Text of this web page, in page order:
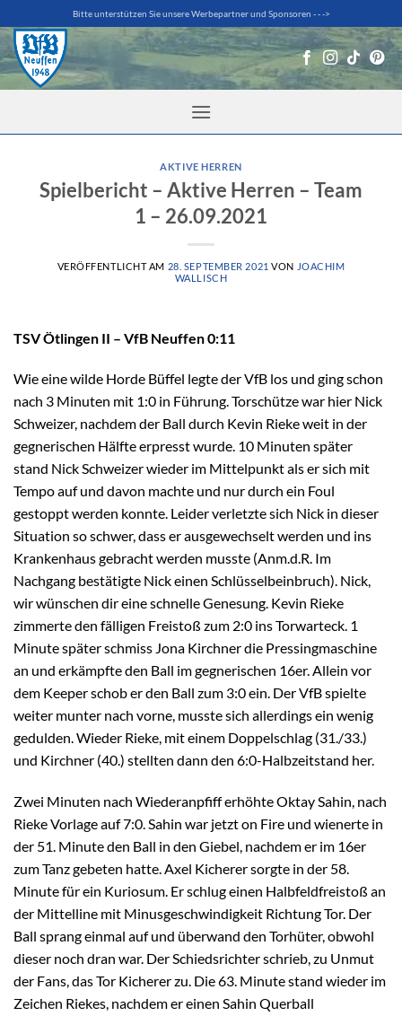
Inhalt
springen
Bitte unterstützen Sie unsere Werbepartner und Sponsoren - - ->
AKTIVE HERREN
Spielbericht – Aktive Herren – Team
1 – 26.09.2021
VERÖFFENTLICHT AM 28. SEPTEMBER 2021 VON JOACHIM
WALLISCH
TSV Ötlingen II – VfB Neuffen 0:11
Wie eine wilde Horde Büffel legte der VfB los und ging schon
nach 3 Minuten mit 1:0 in Führung. Torschütze war hier Nick
Schweizer, nachdem der Ball durch Kevin Rieke weit in der
gegnerischen Hälfte erpresst wurde. 10 Minuten später
stand Nick Schweizer wieder im Mittelpunkt als er sich mit
Tempo auf und davon machte und nur durch ein Foul
gestoppt werden konnte. Leider verletzte sich Nick in dieser
Situation so schwer, dass er ausgewechselt werden und ins
Krankenhaus gebracht werden musste (Anm.d.R. Im
Nachgang bestätigte Nick einen Schlüsselbeinbruch). Nick,
wir wünschen dir eine schnelle Genesung. Kevin Rieke
zimmerte den fälligen Freistoß zum 2:0 ins Torwarteck. 1
Minute später schmiss Jona Kirchner die Pressingmaschine
an und erkämpfte den Ball im gegnerischen 16er. Allein vor
dem Keeper schob er den Ball zum 3:0 ein. Der VfB spielte
weiter munter nach vorne, musste sich allerdings ein wenig
gedulden. Wieder Rieke, mit einem Doppelschlag (31./33.)
und Kirchner (40.) stellten dann den 6:0-Halbzeitstand her.
Zwei Minuten nach Wiederanpfiff erhöhte Oktay Sahin, nach
Rieke Vorlage auf 7:0. Sahin war jetzt on Fire und wienerte in
der 51. Minute den Ball in den Giebel, nachdem er im 16er
zum Tanz gebeten hatte. Axel Kicherer sorgte in der 58.
Minute für ein Kuriosum. Er schlug einen Halbfeldfreistoß an
der Mittelline mit Minusgeschwindigkeit Richtung Tor. Der
Ball sprang einmal auf und überwand den Torhüter, obwohl
dieser noch dran war. Der Schiedsrichter schrieb, zu Unmut
der Fans, das Tor Kicherer zu. Die 63. Minute stand wieder im
Zeichen Riekes, nachdem er einen Sahin Querball